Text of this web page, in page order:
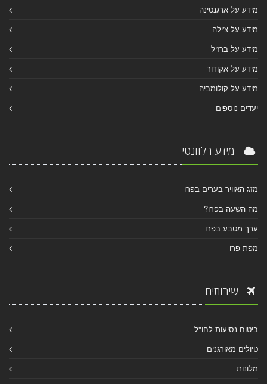
מידע על ארגנטינה
מידע על צ'ילה
מידע על ברזיל
מידע על אקודור
מידע על קולומביה
יעדים נוספים
מידע רלוונטי
מזג האוויר בערים בפרו
מה השעה בפרו?
ערך מטבע בפרו
מפת פרו
שירותים
ביטוח נסיעות לחו"ל
טיולים מאורגנים
מלונות